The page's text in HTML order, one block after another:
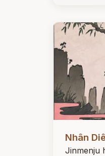
Nhân
Jinmenju